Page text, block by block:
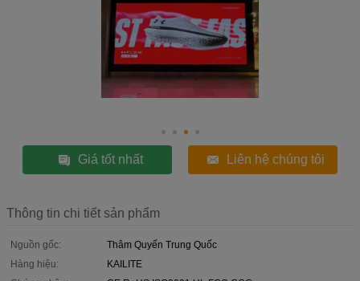
Giá tốt nhất Liên hệ chúng tôi
Thông tin chi tiết sản phẩm
Nguồn gốc:
Thâm Quyến Trung Quốc
Hàng hiệu:
KAILITE